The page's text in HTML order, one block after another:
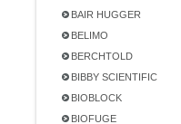
BAIR HUGGER
BELIMO
BERCHTOLD
BIBBY SCIENTIFIC
BIOBLOCK
BIOFUGE